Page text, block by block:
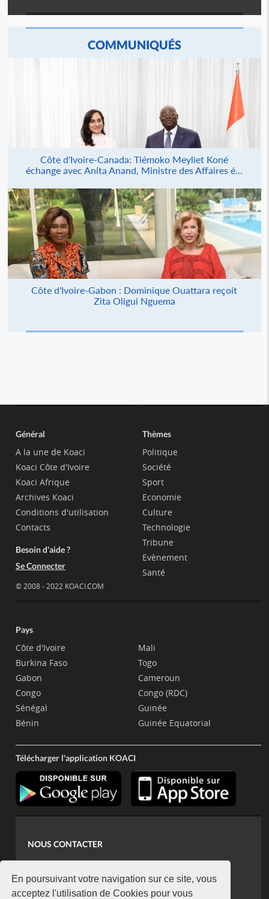
En poursuivant votre navigation sur ce site, vous
acceptez l'utilisation de Cookies pour vous
COMMUNIQUÉS
Côte d'Ivoire-Canada: Tiémoko Meyliet Koné
échange avec Anita Anand, Ministre des Affaires é...
Côte d'Ivoire-Gabon : Dominique Ouattara reçoit
Zita Oligui Nguema
Général
A la une de Koaci
Koaci Côte d'Ivoire
Koaci Afrique
Archives Koaci
Conditions d'utilisation
Contacts
Besoin d'aide ?
Se Connecter
© 2008 - 2022 KOACI.COM
Thèmes
Politique
Société
Sport
Economie
Culture
Technologie
Tribune
Evènement
Santé
Pays
Côte d'Ivoire
Burkina Faso
Gabon
Congo
Sénégal
Bénin
Mali
Togo
Cameroun
Congo (RDC)
Guinée
Guinée Equatorial
Télécharger l'application KOACI
NOUS CONTACTER
koaci@yahoo.fr